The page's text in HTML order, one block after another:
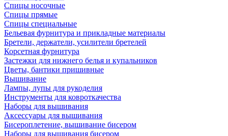
Спицы носочные
Спицы прямые
Спицы специальные
Бельевая фурнитура и прикладные материалы
Бретели, держатели, усилители бретелей
Корсетная фурнитура
Застежки для нижнего белья и купальников
Цветы, бантики пришивные
Вышивание
Лампы, лупы для рукоделия
Инструменты для ковроткачества
Наборы для вышивания
Аксессуары для вышивания
Бисероплетение, вышивание бисером
Наборы для вышивания бисером